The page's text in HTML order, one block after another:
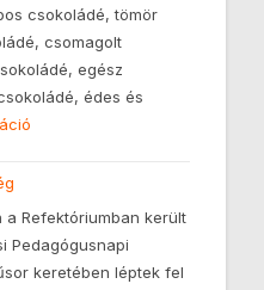
csokoládé, tömör
csomagolt
egész
édes és
Refektóriumban került
Pedagógusnapi
keretében léptek fel